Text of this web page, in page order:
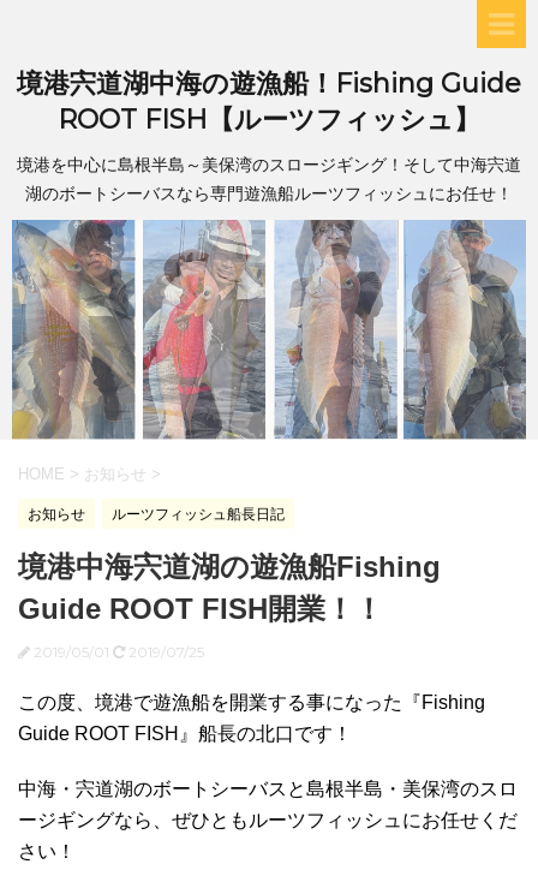
境港宍道湖中海の遊漁船！Fishing Guide
ROOT FISH【ルーツフィッシュ】
境港を中心に島根半島～美保湾のスロージギング！そして中海宍道
湖のボートシーバスなら専門遊漁船ルーツフィッシュにお任せ！
HOME > お知らせ >
お知らせ ルーツフィッシュ船長日記
境港中海宍道湖の遊漁船Fishing
Guide ROOT FISH開業！！
2019/05/01 2019/07/25
この度、境港で遊漁船を開業する事になった『Fishing
Guide ROOT FISH』船長の北口です！
中海・宍道湖のボートシーバスと島根半島・美保湾のスロ
ージギングなら、ぜひともルーツフィッシュにお任せくだ
さい！